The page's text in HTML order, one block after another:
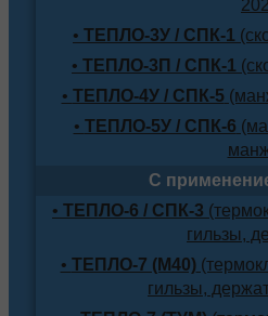
• ТЕПЛО-3У / СПК-1
• ТЕПЛО-3П / СПК-1
• ТЕПЛО-4У / СПК-5
• ТЕПЛО-5У / СПК-6
С
• ТЕПЛО-6 / СПК-3
гильзы,
• ТЕПЛО-7 (М40)
гильзы,